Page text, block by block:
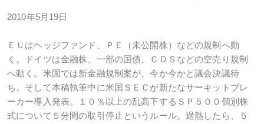
2010年5月19日
ＥＵはヘッジファンド、ＰＥ（未公開株）などの規制へ動
く。ドイツは金融株、一部の国債、ＣＤＳなどの空売り規制
へ動く。米国では新金融規制案が、今か今かと議会決議待
ち。そして本稿執筆中に米国ＳＥＣが新たなサーキットブレ
ーカー導入発表。１０％以上の乱高下するＳＰ５００個別株
式について５分間の取引停止というルール。過熱したら、５